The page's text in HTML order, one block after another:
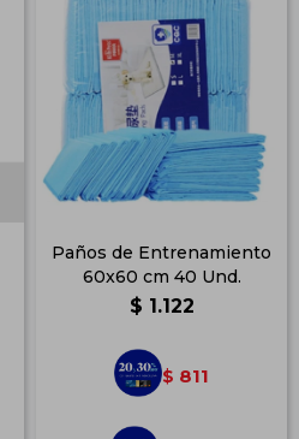
Paños de Entrenamiento
60x60 cm 40 Und.
$ 1.122
$ 811